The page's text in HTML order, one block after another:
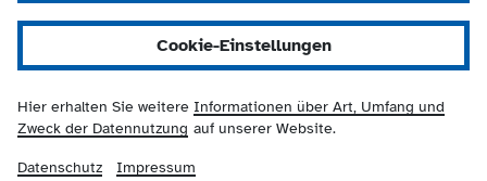
Cookie-Einstellungen
Hier erhalten Sie weitere Informationen über Art, Umfang und
Zweck der Datennutzung auf unserer Website.
Datenschutz Impressum